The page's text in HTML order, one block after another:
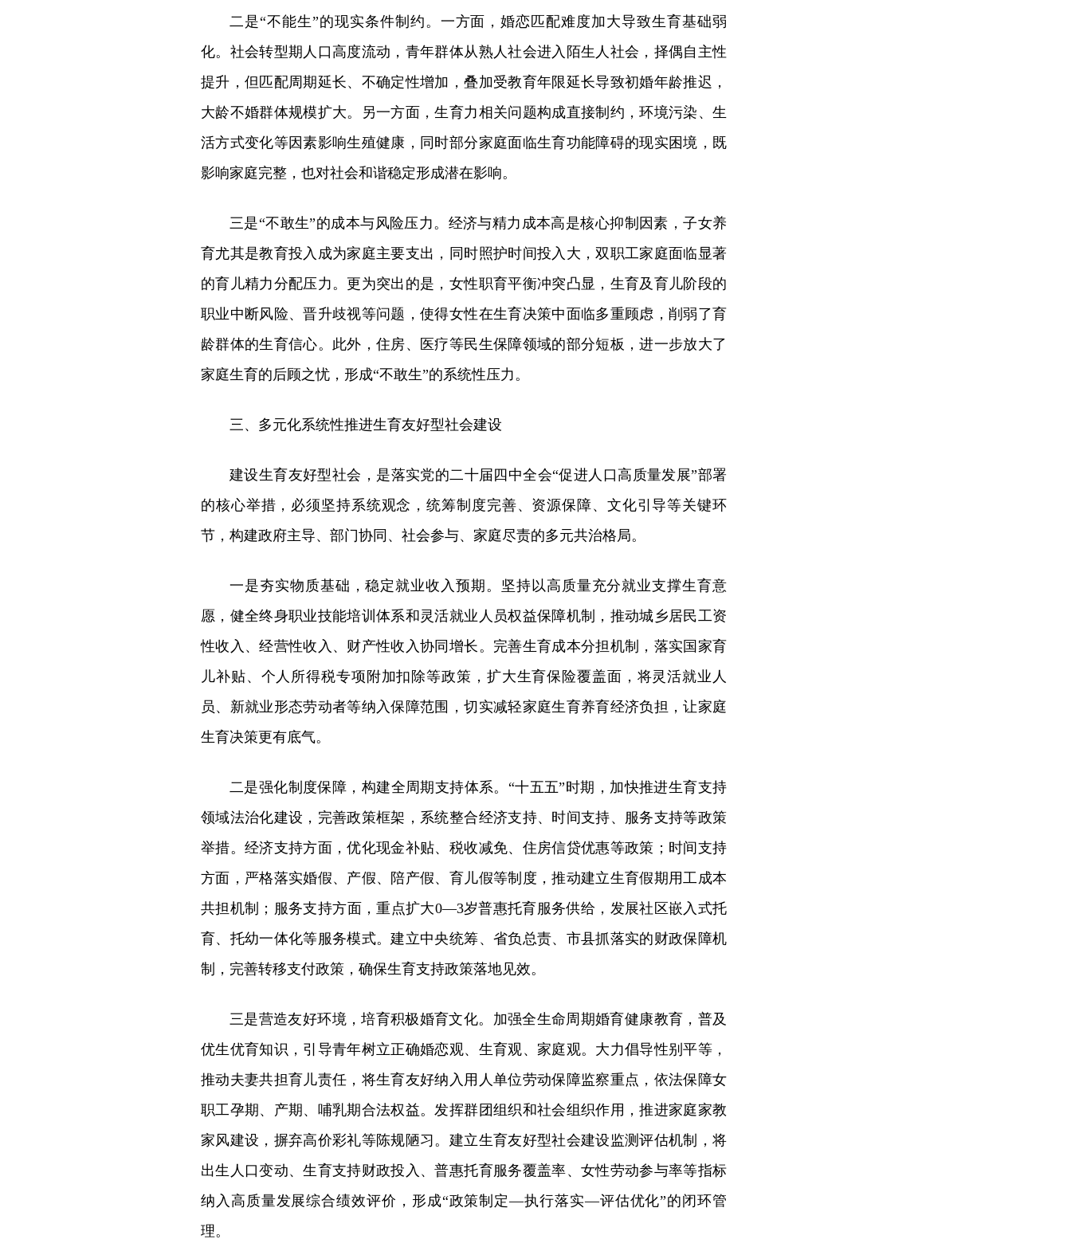
二是“不能生”的现实条件制约。一方面，婚恋匹配难度加大导致生育基础弱
化。社会转型期人口高度流动，青年群体从熟人社会进入陌生人社会，择偶自主性
提升，但匹配周期延长、不确定性增加，叠加受教育年限延长导致初婚年龄推迟，
大龄不婚群体规模扩大。另一方面，生育力相关问题构成直接制约，环境污染、生
活方式变化等因素影响生殖健康，同时部分家庭面临生育功能障碍的现实困境，既
影响家庭完整，也对社会和谐稳定形成潜在影响。
三是“不敢生”的成本与风险压力。经济与精力成本高是核心抑制因素，子女养
育尤其是教育投入成为家庭主要支出，同时照护时间投入大，双职工家庭面临显著
的育儿精力分配压力。更为突出的是，女性职育平衡冲突凸显，生育及育儿阶段的
职业中断风险、晋升歧视等问题，使得女性在生育决策中面临多重顾虑，削弱了育
龄群体的生育信心。此外，住房、医疗等民生保障领域的部分短板，进一步放大了
家庭生育的后顾之忧，形成“不敢生”的系统性压力。
三、多元化系统性推进生育友好型社会建设
建设生育友好型社会，是落实党的二十届四中全会“促进人口高质量发展”部署
的核心举措，必须坚持系统观念，统筹制度完善、资源保障、文化引导等关键环
节，构建政府主导、部门协同、社会参与、家庭尽责的多元共治格局。
一是夯实物质基础，稳定就业收入预期。坚持以高质量充分就业支撑生育意
愿，健全终身职业技能培训体系和灵活就业人员权益保障机制，推动城乡居民工资
性收入、经营性收入、财产性收入协同增长。完善生育成本分担机制，落实国家育
儿补贴、个人所得税专项附加扣除等政策，扩大生育保险覆盖面，将灵活就业人
员、新就业形态劳动者等纳入保障范围，切实减轻家庭生育养育经济负担，让家庭
生育决策更有底气。
二是强化制度保障，构建全周期支持体系。“十五五”时期，加快推进生育支持
领域法治化建设，完善政策框架，系统整合经济支持、时间支持、服务支持等政策
举措。经济支持方面，优化现金补贴、税收减免、住房信贷优惠等政策；时间支持
方面，严格落实婚假、产假、陪产假、育儿假等制度，推动建立生育假期用工成本
共担机制；服务支持方面，重点扩大0—3岁普惠托育服务供给，发展社区嵌入式托
育、托幼一体化等服务模式。建立中央统筹、省负总责、市县抓落实的财政保障机
制，完善转移支付政策，确保生育支持政策落地见效。
三是营造友好环境，培育积极婚育文化。加强全生命周期婚育健康教育，普及
优生优育知识，引导青年树立正确婚恋观、生育观、家庭观。大力倡导性别平等，
推动夫妻共担育儿责任，将生育友好纳入用人单位劳动保障监察重点，依法保障女
职工孕期、产期、哺乳期合法权益。发挥群团组织和社会组织作用，推进家庭家教
家风建设，摒弃高价彩礼等陈规陋习。建立生育友好型社会建设监测评估机制，将
出生人口变动、生育支持财政投入、普惠托育服务覆盖率、女性劳动参与率等指标
纳入高质量发展综合绩效评价，形成“政策制定—执行落实—评估优化”的闭环管
理。